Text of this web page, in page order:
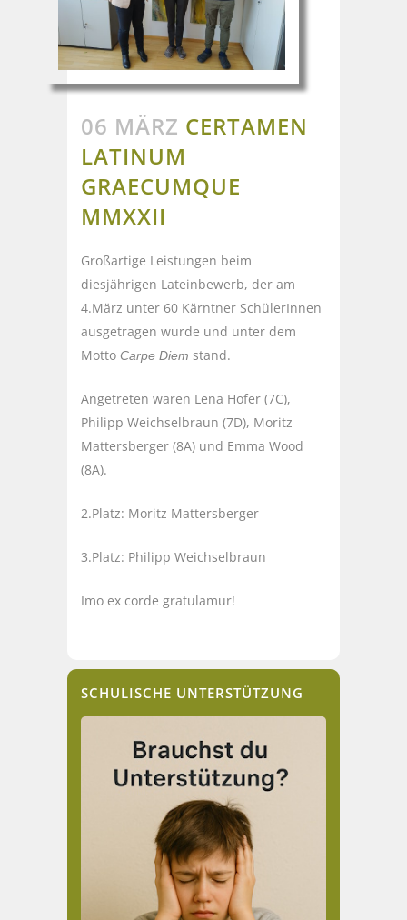
06 MÄRZ CERTAMEN
LATINUM
GRAECUMQUE
MMXXII
Großartige Leistungen beim
diesjährigen Lateinbewerb, der am
4.März unter 60 Kärntner SchülerInnen
ausgetragen wurde und unter dem
Motto Carpe Diem stand.
Angetreten waren Lena Hofer (7C),
Philipp Weichselbraun (7D), Moritz
Mattersberger (8A) und Emma Wood
(8A).
2.Platz: Moritz Mattersberger
3.Platz: Philipp Weichselbraun
Imo ex corde gratulamur!
SCHULISCHE UNTERSTÜTZUNG